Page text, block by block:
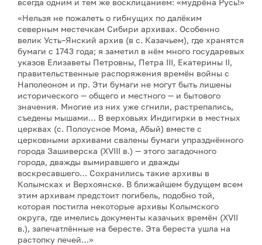
«Нельзя не пожалеть о гибнущих по далёким
северным местечкам Сибири архивах. Особенно
велик Усть–Янский архив (в с. Казачьем), где хранятся
бумаги с 1743 года; я заметил в нём много государевых
указов Елизаветы Петровны, Петра III, Екатерины II,
правительственные распоряжения времён войны с
Наполеоном и пр. Эти бумаги не могут быть лишены
исторического — общего и местного — и бытового
значения. Многие из них уже сгнили, растрепались,
съедены мышами… В верховьях Индигирки в местных
церквах (с. Полоусное Мома, Абый) вместе с
церковными архивами свалены бумаги упразднённого
города Зашиверска (XVIII в.) — этого загадочного
города, дважды вымиравшего и дважды
воскресавшего… Сохранились такие архивы в
Колымсках и Верхоянске. В ближайшем будущем всем
этим архивам предстоит погибель, подобно той,
которая постигла некоторые архивы Колымского
округа, где имелись документы казачьих времён (XVII
в.), запечатлённые на бересте. Эта береста ушла на
растопку печей…»